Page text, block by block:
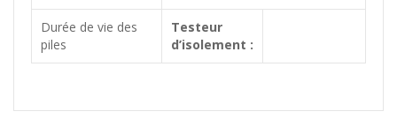
Durée de vie des
piles
Testeur
d’isolement :